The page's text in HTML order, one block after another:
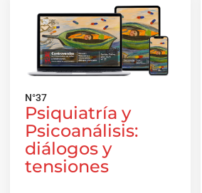
N°37
Psiquiatría y
Psicoanálisis:
diálogos y
tensiones